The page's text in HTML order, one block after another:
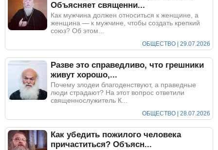
Объясняет священни...
Как мужчина должен относиться к женщине, а
женщина — к мужчине, чтобы создать крепкий
союз? Об этом...
ОБЩЕСТВО | 29.07.2026
Разве это справедливо, что грешники
живут хорошо,...
Почему злодеи благоденствуют, а праведные
люди страдают? На этот вопрос ответили
священнослужитель К...
ОБЩЕСТВО | 28.07.2026
Как убедить пожилого человека
причаститься? Объясн...